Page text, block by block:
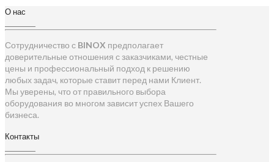
О нас
Сотрудничество с BINOX предполагает
доверительные отношения с заказчиками, честные
цены и профессиональный подход к решению
любых задач, которые ставит перед нами Клиент.
Мы уверены, что от правильного выбора
оборудования во многом зависит успех Вашего
бизнеса.
Контакты